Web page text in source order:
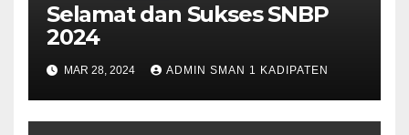
Selamat dan Sukses SNBP
2024
MAR 28, 2024 ADMIN SMAN 1 KADIPATEN